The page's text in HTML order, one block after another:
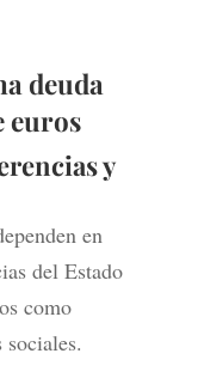
deuda
euros
y
en
del Estado
como